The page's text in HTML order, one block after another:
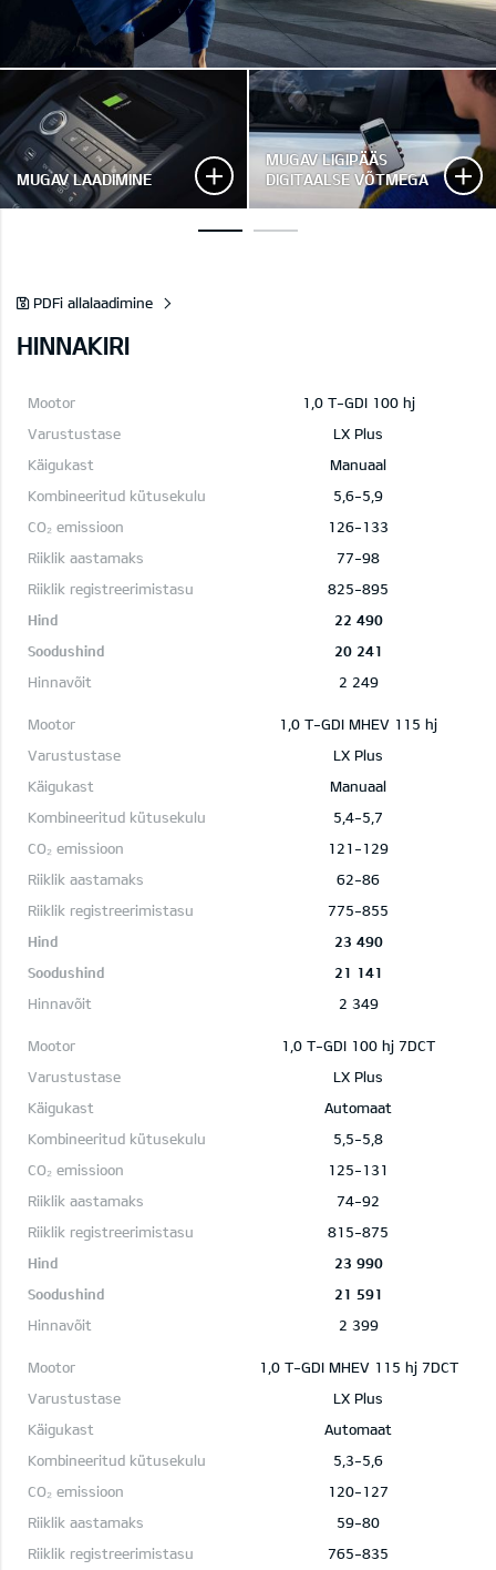
MUGAV LAADIMINE
MUGAV LIGIPÄÄS
DIGITAALSE VÕTMEGA
PDFi allalaadimine
HINNAKIRI
1,0 T-GDI 100 hj
LX Plus
Manuaal
5,6-5,9
126-133
77-98
825-895
22 490
20 241
2 249
1,0 T-GDI MHEV 115 hj
LX Plus
Manuaal
5,4-5,7
121-129
62-86
775-855
23 490
21 141
2 349
1,0 T-GDI 100 hj 7DCT
LX Plus
Automaat
5,5-5,8
125-131
74-92
815-875
23 990
21 591
2 399
1,0 T-GDI MHEV 115 hj 7DCT
LX Plus
Automaat
5,3-5,6
120-127
59-80
765-835